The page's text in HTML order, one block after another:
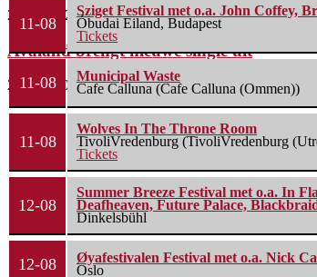
28 mei 2026
Avaland brengt nieuwe single uit
23 april 2026
11-08
Sziget Festival met o.a. John Coffey,
Óbudai Eiland, Budapest
Tickets
11-08
Municipal Waste
Cafe Calluna (Cafe Calluna (Ommen))
11-08
Wolves In The Throne Room
TivoliVredenburg (TivoliVredenburg
Tickets
12-08
Summer Breeze Festival met o.a. In
Deafheaven, Future Palace,
Dinkelsbühl
12-08
Øyafestivalen Festival met o.a. Nick
Oslo